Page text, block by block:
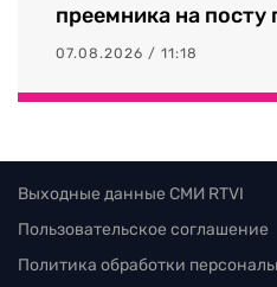
преемника на
07.08.2026 / 11:18
Выходные данные СМИ RTVI
Пользовательское соглашение
Политика обработки